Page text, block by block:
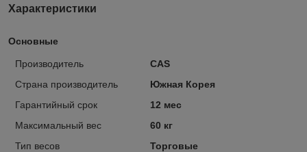
Характеристики
Основные
Производитель
CAS
Страна производитель
Южная Корея
Гарантийный срок
12 мес
Максимальный вес
60 кг
Тип весов
Торговые